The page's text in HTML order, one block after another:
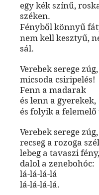
egy kék színű,
széken.
Fényből könnyű
nem kell kesztyű,
sál.
Verebek serege zúg,
micsoda csiripelés!
Fenn a madarak
és lenn a gyerekek,
és folyik a felemelő
Verebek serege zúg,
recseg a rozoga
lebeg a tavaszi fény,
dalol a zenebohóc:
lá-lá-lá-lá
lá-lá-lá-lá.